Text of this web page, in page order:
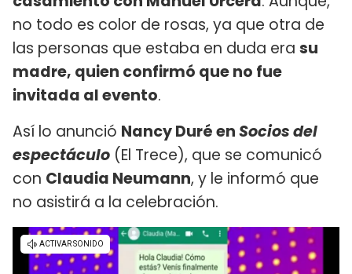
no todo es color de rosas, ya que otra de
las personas que estaba en duda era su
madre, quien confirmó que no fue
invitada al evento.
Así lo anunció Nancy Duré enSocios del
espectáculo (El Trece), que se comunicó
con Claudia Neumann, y le informó que
no asistirá a la celebración.